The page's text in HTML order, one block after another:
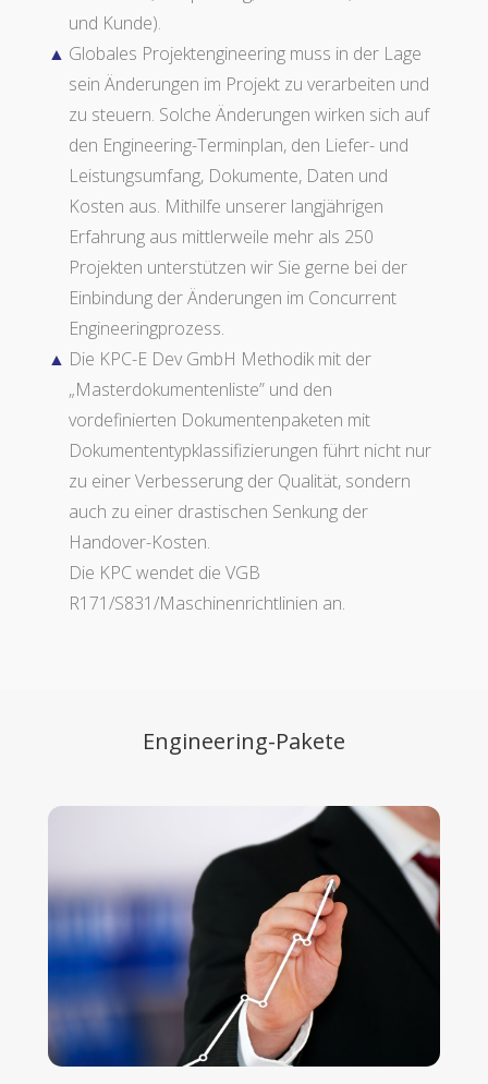
und Kunde).
Globales Projektengineering muss in der Lage
sein Änderungen im Projekt zu verarbeiten und
zu steuern. Solche Änderungen wirken sich auf
den Engineering-Terminplan, den Liefer- und
Leistungsumfang, Dokumente, Daten und
Kosten aus. Mithilfe unserer langjährigen
Erfahrung aus mittlerweile mehr als 250
Projekten unterstützen wir Sie gerne bei der
Einbindung der Änderungen im Concurrent
Engineeringprozess.
Die KPC-E Dev GmbH Methodik mit der
„Masterdokumentenliste” und den
vordefinierten Dokumentenpaketen mit
Dokumententypklassifizierungen führt nicht nur
zu einer Verbesserung der Qualität, sondern
auch zu einer drastischen Senkung der
Handover-Kosten.
Die KPC wendet die VGB
R171/S831/Maschinenrichtlinien an.
Engineering-Pakete